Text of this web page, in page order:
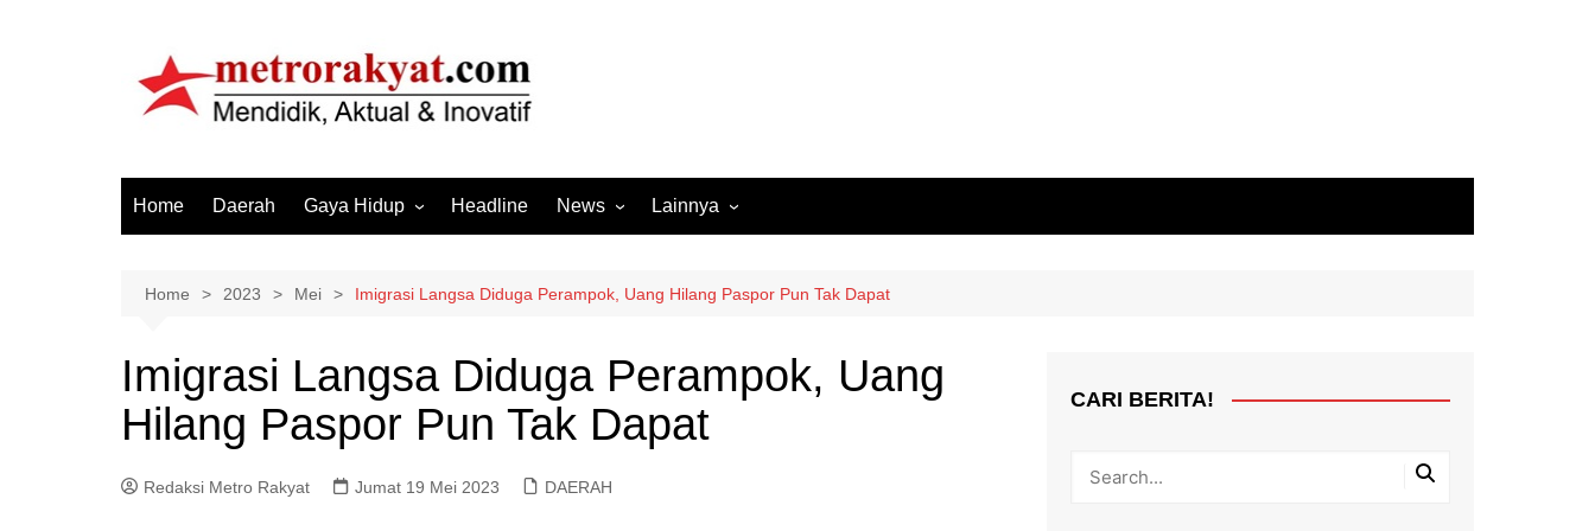
Home Daerah Gaya Hidup
Hiburan
Olahraga
Otomotif
Sosial & Budaya
Headline News
Internasional
Lintas Koramil – MS
Megapolitan
Ormas
Lainnya
Ekbis
Opini
Pendidikan
Home 2023 Mei Imigrasi Langsa Diduga Perampok, Uang Hilang Paspor Pun Tak Dapat
Imigrasi Langsa Diduga Perampok, Uang
Hilang Paspor Pun Tak Dapat
Redaksi Metro Rakyat Jumat 19 Mei 2023 DAERAH
CARI BERITA!